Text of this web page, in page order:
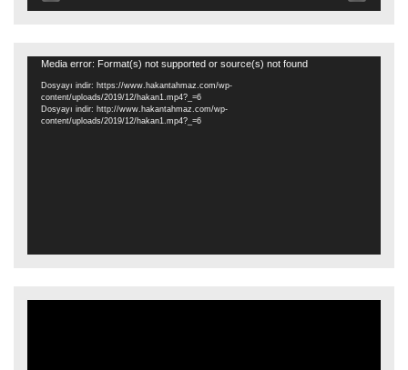
Video
oynatıcı
Media error: Format(s) not supported or source(s) not found
Dosyayı indir: https://www.hakantahmaz.com/wp-
content/uploads/2019/12/hakan1.mp4?_=6
Dosyayı indir: http://www.hakantahmaz.com/wp-
content/uploads/2019/12/hakan1.mp4?_=6